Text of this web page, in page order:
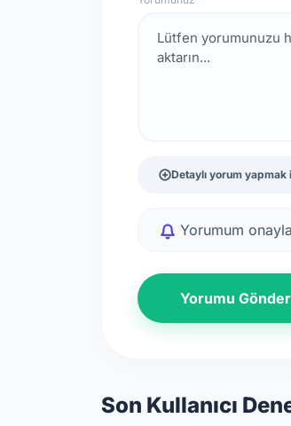
Detaylı yorum
Yorumum
Yorumu Gönder
Son Kullanıcı